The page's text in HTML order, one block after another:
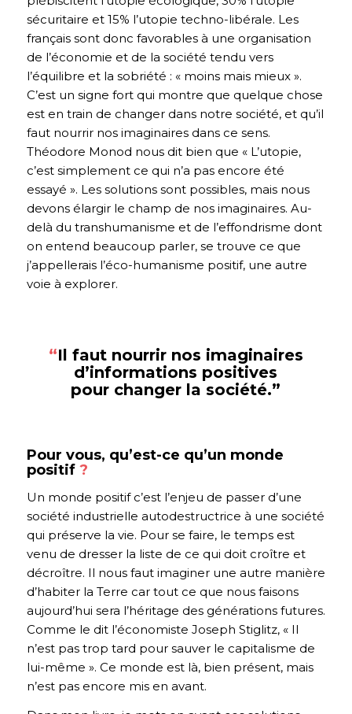
sécuritaire et 15% l’utopie techno-libérale. Les
français sont donc favorables à une organisation
de l’économie et de la société tendu vers
l’équilibre et la sobriété : « moins mais mieux ».
C’est un signe fort qui montre que quelque chose
est en train de changer dans notre société, et qu’il
faut nourrir nos imaginaires dans ce sens.
Théodore Monod nous dit bien que « L’utopie,
c’est simplement ce qui n’a pas encore été
essayé ». Les solutions sont possibles, mais nous
devons élargir le champ de nos imaginaires. Au-
delà du transhumanisme et de l’effondrisme dont
on entend beaucoup parler, se trouve ce que
j’appellerais l’éco-humanisme positif, une autre
voie à explorer.
“Il faut nourrir nos imaginaires
d’informations positives
pour changer la société.”
Pour vous, qu’est-ce qu’un monde
positif ?
Un monde positif c’est l’enjeu de passer d’une
société industrielle autodestructrice à une société
qui préserve la vie. Pour se faire, le temps est
venu de dresser la liste de ce qui doit croître et
décroître. Il nous faut imaginer une autre manière
d’habiter la Terre car tout ce que nous faisons
aujourd’hui sera l’héritage des générations futures.
Comme le dit l’économiste Joseph Stiglitz, « Il
n’est pas trop tard pour sauver le capitalisme de
lui-même ». Ce monde est là, bien présent, mais
n’est pas encore mis en avant.